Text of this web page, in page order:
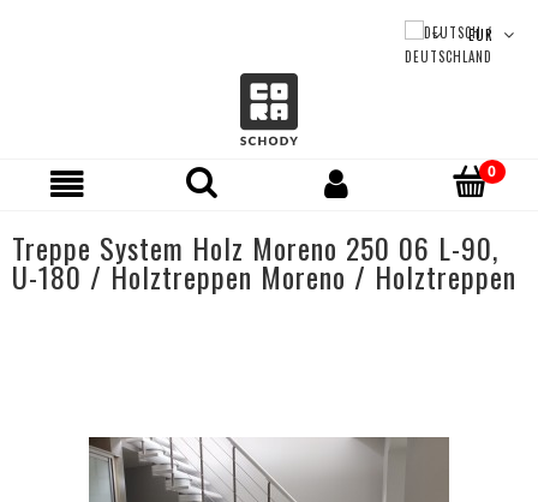
Treppe System Holz Moreno 250 06 L-90,
U-180 / Holztreppen Moreno / Holztreppen